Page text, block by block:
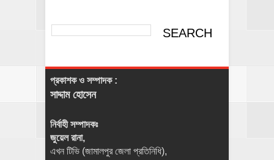
প্রকাশক ও সম্পাদক :
সাদ্দাম হোসেন
নির্বাহী সম্পাদকঃ
জুয়েল রানা,
এখন টিভি (জামালপুর জেলা প্রতিনিধি),